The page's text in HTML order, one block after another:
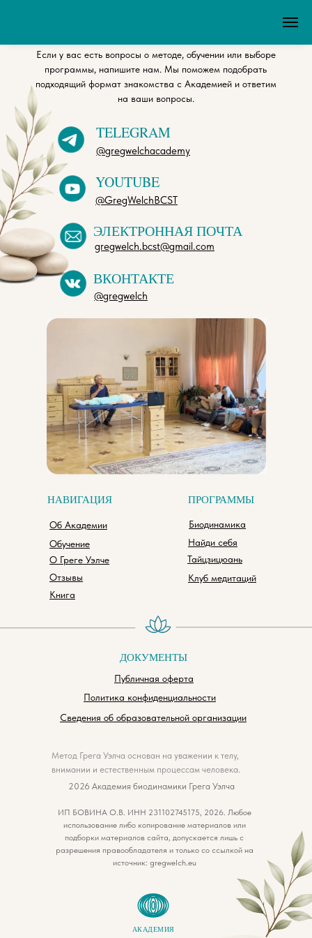
Если у вас есть вопросы о методе, обучении или выборе
программы, напишите нам. Мы поможем подобрать
подходящий формат знакомства с Академией и ответим
на ваши вопросы.
TELEGRAM
YOUTUBE
ВКОНТАКТЕ
ЭЛЕКТРОННАЯ ПОЧТА
ДОКУМЕНТЫ
ПРОГРАММЫ
НАВИГАЦИЯ
Книга
Отзывы
О Греге Уэлче
Обучение
Тайцзицюань
Публичная оферта
Политика конфиденциальности
Клуб медитаций
Найди себя
Биодинамика
Об Академии
gregwelch.bcst@gmail.com
@GregWelchBCST
@gregwelchacademy
2026 Академия биодинамики Грега Уэлча
Метод Грега Уэлча основан на уважении к телу,
внимании и естественным процессам человека.
@gregwelch
Сведения об образовательной организации
ИП БОВИНА О.В. ИНН 231102745175, 2026. Любое
использование либо копирование материалов или
подборки материалов сайта, допускается лишь с
разрешения правообладателя и только со ссылкой на
источник: gregwelch.eu